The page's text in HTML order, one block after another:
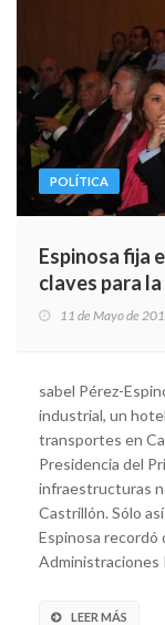
POLÍTICA
Espinosa fija
claves para
11 de Mayo de
sabel Pérez-
industrial, un
transportes en
Presidencia del
infraestructuras
Castrillón. Sólo
Espinosa recordó
Administraciones
LEER MÁS